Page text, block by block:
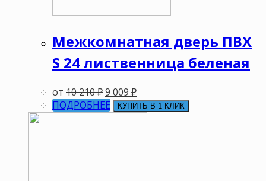
Межкомнатная дверь ПВХ
S 24 лиственница беленая
от 10 210₽9 009 ₽
ПОДРОБНЕЕ
КУПИТЬ В 1 КЛИК